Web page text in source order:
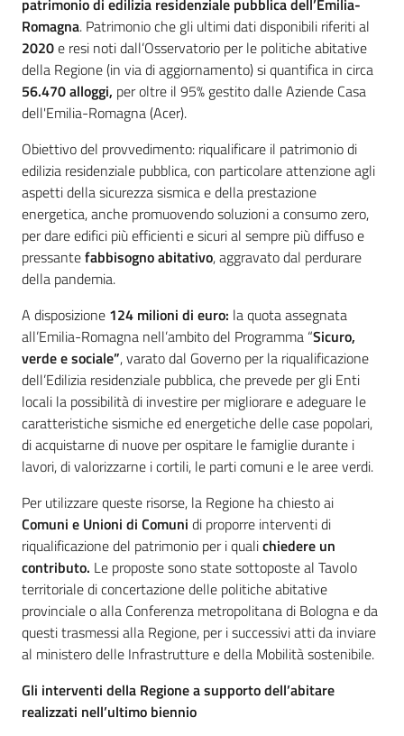
patrimonio di edilizia residenziale pubblica dell’Emilia-
Romagna. Patrimonio che gli ultimi dati disponibili riferiti al
2020e resi noti dall’Osservatorio per le politiche abitative
della Regione (in via di aggiornamento) si quantifica in circa
56.470 alloggi, per oltre il 95% gestito dalle Aziende Casa
dell'Emilia-Romagna (Acer).
Obiettivo del provvedimento: riqualificare il patrimonio di
edilizia residenziale pubblica, con particolare attenzione agli
aspetti della sicurezza sismica e della prestazione
energetica, anche promuovendo soluzioni a consumo zero,
per dare edifici più efficienti e sicuri al sempre più diffuso e
pressantefabbisogno abitativo, aggravato dal perdurare
della pandemia.
A disposizione 124 milioni di euro: la quota assegnata
all’Emilia-Romagna nell’ambito del Programma “Sicuro,
verde e sociale”, varato dal Governo per la riqualificazione
dell’Edilizia residenziale pubblica, che prevede per gli Enti
locali la possibilità di investire per migliorare e adeguare le
caratteristiche sismiche ed energetiche delle case popolari,
di acquistarne di nuove per ospitare le famiglie durante i
lavori, di valorizzarne i cortili, le parti comuni e le aree verdi.
Per utilizzare queste risorse, la Regione ha chiesto ai
Comuni e Unioni di Comuni di proporre interventi di
riqualificazione del patrimonio per i qualichiedere un
contributo. Le proposte sono state sottoposte al Tavolo
territoriale di concertazione delle politiche abitative
provinciale o alla Conferenza metropolitana di Bologna e da
questi trasmessi alla Regione, per i successivi atti da inviare
al ministero delle Infrastrutture e della Mobilità sostenibile.
Gli interventi della Regione a supporto dell’abitare
realizzati nell’ultimo biennio